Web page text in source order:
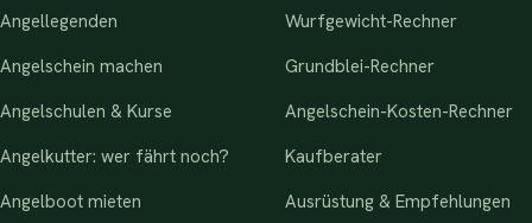
Angellegenden
Angelschein machen
Angelschulen & Kurse
Angelkutter: wer fährt noch?
Angelboot mieten
Wurfgewicht-Rechner
Grundblei-Rechner
Angelschein-Kosten-Rechner
Kaufberater
Ausrüstung & Empfehlungen